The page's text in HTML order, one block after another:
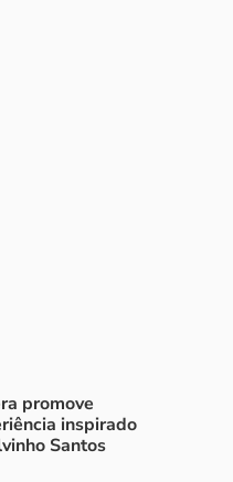
promove
inspirado
Santos